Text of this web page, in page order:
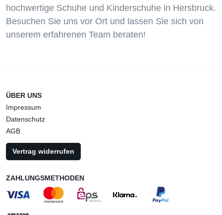
hochwertige Schuhe und Kinderschuhe in Hersbruck.
Besuchen Sie uns vor Ort und lassen Sie sich von
unserem erfahrenen Team beraten!
ÜBER UNS
Impressum
Datenschutz
AGB
Vertrag widerrufen
ZAHLUNGSMETHODEN